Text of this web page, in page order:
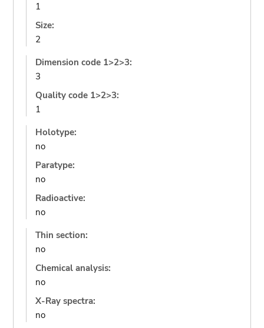
1
Size:
2
Dimension code 1>2>3:
3
Quality code 1>2>3:
1
Holotype:
no
Paratype:
no
Radioactive:
no
Thin section:
no
Chemical analysis:
no
X-Ray spectra:
no